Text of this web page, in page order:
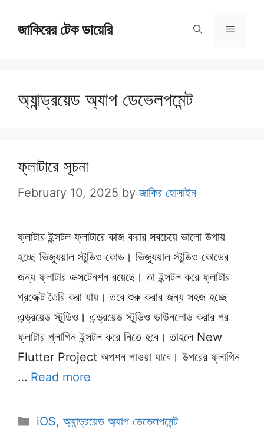
জাকিরের টেক ডায়েরি Menu
অ্যান্ড্রয়েড অ্যাপ ডেভেলপমেন্ট
ফ্লাটারে সূচনা
February 10, 2025 by জাকির হোসাইন
ফ্লাটার ইন্সটল ফ্লাটারে কাজ করার সবচেয়ে ভালো উপায়
হচ্ছে ভিজ্যুয়াল স্টুডিও কোড। ভিজ্যুয়াল স্টুডিও কোডের
জন্য ফ্লাটার এক্সটেনশন রয়েছে। তা ইন্সটল করে ফ্লাটার
প্রজেক্ট তৈরি করা যায়। তবে শুরু করার জন্য সহজ হচ্ছে
এন্ড্রয়েড স্টুডিও। এন্ড্রয়েড স্টুডিও ডাউনলোড করার পর
ফ্লাটার প্লাগিন ইন্সটল করে নিতে হবে। তাহলে New
Flutter Project অপশন পাওয়া যাবে। উপরের ফ্লাগিন
… Read more
Categories
iOS, অ্যান্ড্রয়েড অ্যাপ ডেভেলপমেন্ট